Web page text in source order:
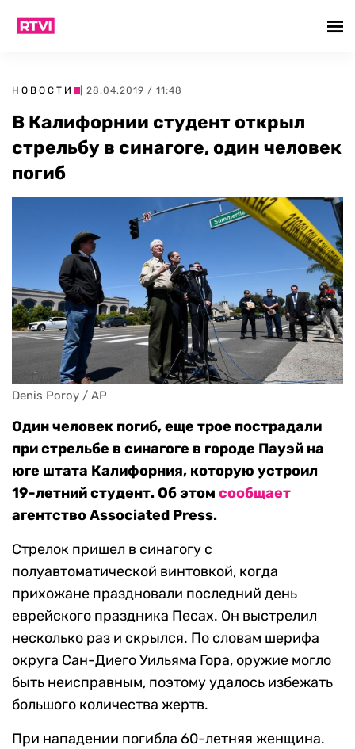
НОВОСТИ | 28.04.2019 / 11:48
В Калифорнии студент открыл
стрельбу в синагоге, один человек
погиб
Denis Poroy / AP
Один человек погиб, еще трое пострадали
при стрельбе в синагоге в городе Пауэй на
юге штата Калифорния, которую устроил
19-летний студент. Об этом сообщает
агентство Associated Press.
Стрелок пришел в синагогу с
полуавтоматической винтовкой, когда
прихожане праздновали последний день
еврейского праздника Песах. Он выстрелил
несколько раз и скрылся. По словам шерифа
округа Сан-Диего Уильяма Гора, оружие могло
быть неисправным, поэтому удалось избежать
большого количества жертв.
При нападении погибла 60-летняя женщина.